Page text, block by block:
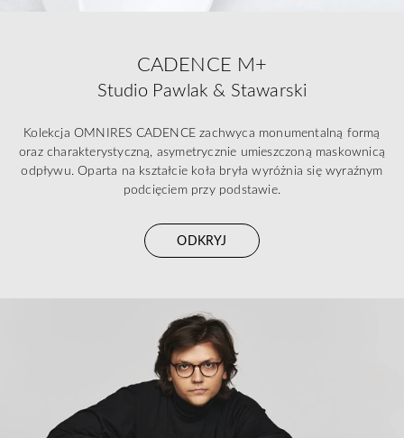
CADENCE M+
Studio Pawlak & Stawarski
Kolekcja OMNIRES CADENCE zachwyca monumentalną formą
oraz charakterystyczną, asymetrycznie umieszczoną maskownicą
odpływu. Oparta na kształcie koła bryła wyróżnia się wyraźnym
podcięciem przy podstawie.
ODKRYJ